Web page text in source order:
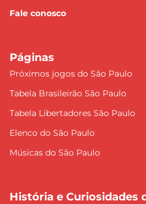
Fale conosco
Páginas
Próximos jogos do São Paulo
Tabela Brasileirão São Paulo
Tabela Libertadores São Paulo
Elenco do São Paulo
Músicas do São Paulo
História e Curiosidades